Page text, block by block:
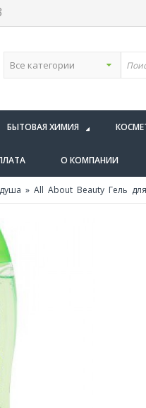
БЫТОВАЯ ХИМИЯ
О КОМПАНИИ
» All About Beauty Гель